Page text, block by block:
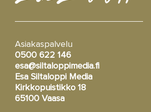
Asiakaspalvelu
0500 622 146
esa@siltaloppimedia.fi
Esa Siltaloppi Media
Kirkkopuistikko 18
65100 Vaasa